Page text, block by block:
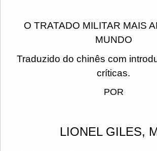
O TRATADO MILITAR MAIS
MUNDO
Traduzido do chinês com
críticas.
POR
LIONEL GILES,